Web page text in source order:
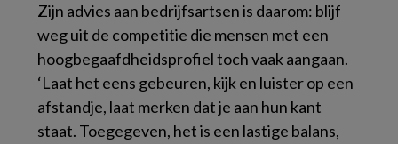
Zijn advies aan bedrijfsartsen is daarom: blijf
weg uit de competitie die mensen met een
hoogbegaafdheidsprofiel toch vaak aangaan.
‘Laat het eens gebeuren, kijk en luister op een
afstandje, laat merken dat je aan hun kant
staat. Toegegeven, het is een lastige balans,